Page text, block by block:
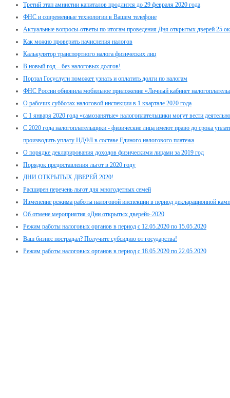
Третий этап амнистии капиталов продлится до 29 февраля 2020 года
ФНС и современные технологии в Вашем телефоне
Актуальные вопросы-ответы по итогам проведения Дня открытых дверей 25
Как можно проверить начисления налогов
Калькулятор транспортного налога физических лиц
В новый год – без налоговых долгов!
Портал Госуслуги поможет узнать и оплатить долги по налогам
ФНС России обновила мобильное приложение «Личный кабинет
О рабочих субботах налоговой инспекции в 1 квартале 2020 года
С 1 января 2020 года «самозанятые» налогоплательщики могут вести
С 2020 года налогоплательщики - физические лица имеют право до срока
производить уплату НДФЛ в составе Единого налогового платежа
О порядке декларирования доходов физическими лицами за 2019 год
Порядок предоставления льгот в 2020 году
ДНИ ОТКРЫТЫХ ДВЕРЕЙ 2020!
Расширен перечень льгот для многодетных семей
Изменение режима работы налоговой инспекции в период декларационной
Об отмене мероприятия «Дни открытых дверей»-2020
Режим работы налоговых органов в период с 12.05.2020 по 15.05.2020
Ваш бизнес пострадал? Получите субсидию от государства!
Режим работы налоговых органов в период с 18.05.2020 по 22.05.2020